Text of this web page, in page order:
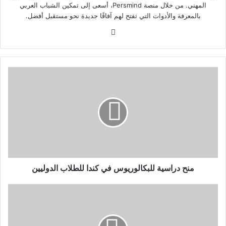
المهني. من خلال منصة Persmind، أسعى إلى تمكين الشباب العربي
بالمعرفة والأدوات التي تفتح لهم آفاقًا جديدة نحو مستقبل أفضل.
منح دراسية للبكالوريوس في كندا للطلاب الدوليين